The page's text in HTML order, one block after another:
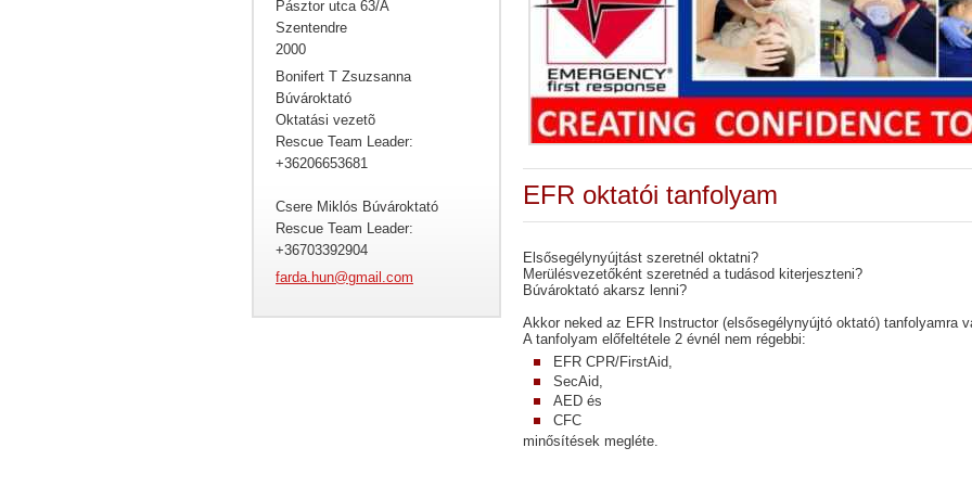
EFR oktatói tanfolyam
Elsősegélynyújtást szeretnél oktatni?
Merülésvezetőként szeretnéd a tudásod kiterjeszteni?
Búvároktató akarsz lenni?
Akkor neked az EFR Instructor (elsősegélynyújtó oktató) tanfolyamra
A tanfolyam előfeltétele 2 évnél nem régebbi:
EFR CPR/FirstAid,
SecAid,
AED és
CFC
minősítések megléte.
Pásztor utca 63/A
Szentendre
2000
Bonifert T Zsuzsanna
Búvároktató
Oktatási vezetõ
Rescue Team Leader:
+36206653681
Csere Miklós Búvároktató
Rescue Team Leader:
+36703392904
farda.hun@gmail.com